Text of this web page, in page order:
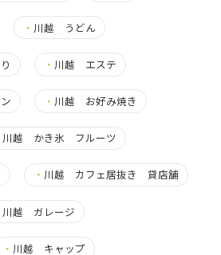
・ 川越 うどん
・ 川越 エステ
・ 川越 お好み焼き
川越 かき氷 フルーツ
・ 川越 カフェ居抜き 貸店舗
川越 ガレージ
・ 川越 キャップ